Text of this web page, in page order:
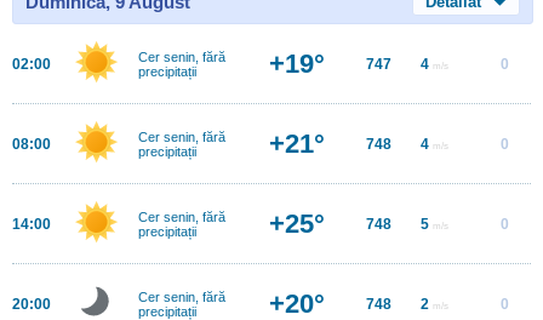
02:00
Cer senin, fără
precipitații
+19° 747 4 m/s 0
08:00
Cer senin, fără
precipitații
+21° 748 4 m/s 0
14:00
Cer senin, fără
precipitații
+25° 748 5 m/s 0
20:00
Cer senin, fără
precipitații
+20° 748 2 m/s 0